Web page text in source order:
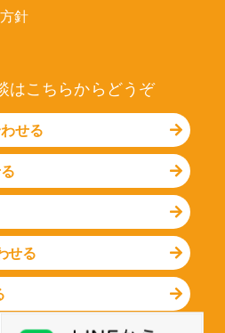
針
はこちらからどうぞ
せる
せる